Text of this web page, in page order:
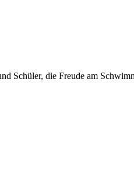
Schüler, die Freude am